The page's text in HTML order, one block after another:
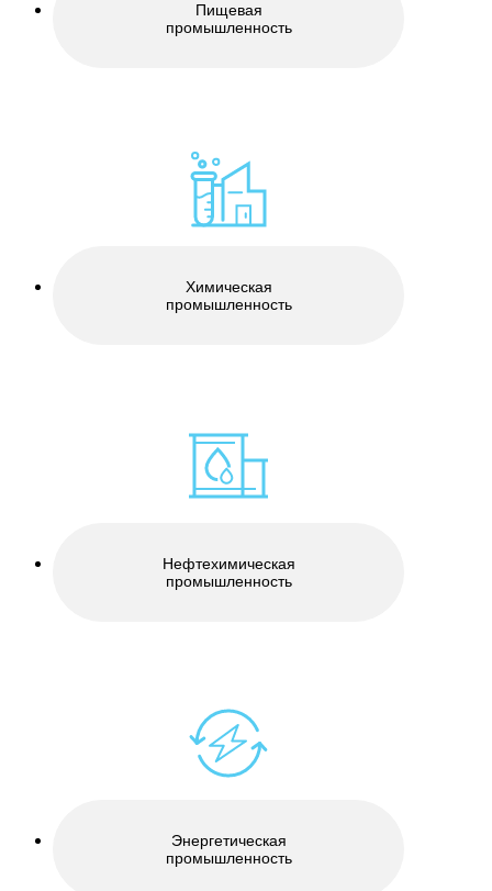
Пищевая
промышленность
Химическая
промышленность
Нефтехимическая
промышленность
Энергетическая
промышленность